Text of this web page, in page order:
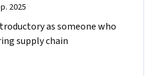
2025
as someone who
supply chain